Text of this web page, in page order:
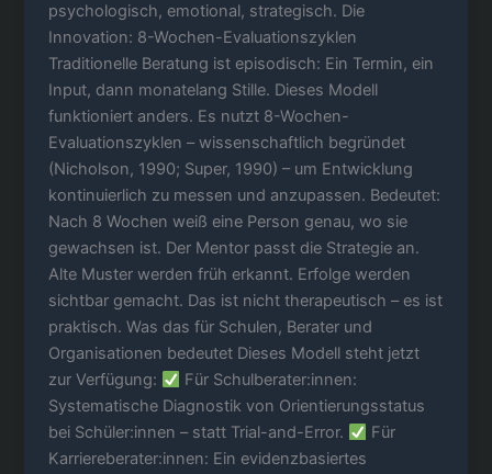
psychologisch, emotional, strategisch. Die
Innovation: 8-Wochen-Evaluationszyklen
Traditionelle Beratung ist episodisch: Ein Termin, ein
Input, dann monatelang Stille. Dieses Modell
funktioniert anders. Es nutzt 8-Wochen-
Evaluationszyklen – wissenschaftlich begründet
(Nicholson, 1990; Super, 1990) – um Entwicklung
kontinuierlich zu messen und anzupassen. Bedeutet:
Nach 8 Wochen weiß eine Person genau, wo sie
gewachsen ist. Der Mentor passt die Strategie an.
Alte Muster werden früh erkannt. Erfolge werden
sichtbar gemacht. Das ist nicht therapeutisch – es ist
praktisch. Was das für Schulen, Berater und
Organisationen bedeutet Dieses Modell steht jetzt
zur Verfügung:
Für Schulberater:innen:
Systematische Diagnostik von Orientierungsstatus
bei Schüler:innen – statt Trial-and-Error.
Für
Karriereberater:innen: Ein evidenzbasiertes